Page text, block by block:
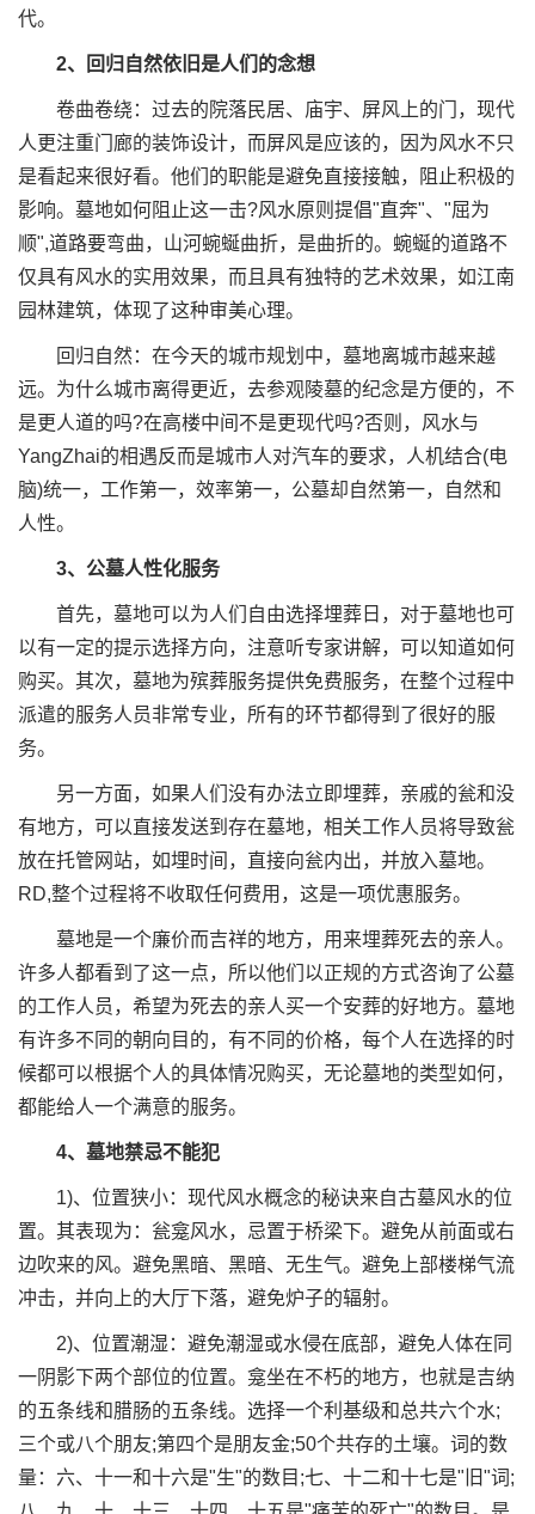
代。
2、回归自然依旧是人们的念想
卷曲卷绕：过去的院落民居、庙宇、屏风上的门，现代
人更注重门廊的装饰设计，而屏风是应该的，因为风水不只
是看起来很好看。他们的职能是避免直接接触，阻止积极的
影响。墓地如何阻止这一击?风水原则提倡"直奔"、"屈为
顺",道路要弯曲，山河蜿蜒曲折，是曲折的。蜿蜒的道路不
仅具有风水的实用效果，而且具有独特的艺术效果，如江南
园林建筑，体现了这种审美心理。
回归自然：在今天的城市规划中，墓地离城市越来越
远。为什么城市离得更近，去参观陵墓的纪念是方便的，不
是更人道的吗?在高楼中间不是更现代吗?否则，风水与
YangZhai的相遇反而是城市人对汽车的要求，人机结合(电
脑)统一，工作第一，效率第一，公墓却自然第一，自然和
人性。
3、公墓人性化服务
首先，墓地可以为人们自由选择埋葬日，对于墓地也可
以有一定的提示选择方向，注意听专家讲解，可以知道如何
购买。其次，墓地为殡葬服务提供免费服务，在整个过程中
派遣的服务人员非常专业，所有的环节都得到了很好的服
务。
另一方面，如果人们没有办法立即埋葬，亲戚的瓮和没
有地方，可以直接发送到存在墓地，相关工作人员将导致瓮
放在托管网站，如埋时间，直接向瓮内出，并放入墓地。
RD,整个过程将不收取任何费用，这是一项优惠服务。
墓地是一个廉价而吉祥的地方，用来埋葬死去的亲人。
许多人都看到了这一点，所以他们以正规的方式咨询了公墓
的工作人员，希望为死去的亲人买一个安葬的好地方。墓地
有许多不同的朝向目的，有不同的价格，每个人在选择的时
候都可以根据个人的具体情况购买，无论墓地的类型如何，
都能给人一个满意的服务。
4、墓地禁忌不能犯
1)、位置狭小：现代风水概念的秘诀来自古墓风水的位
置。其表现为：瓮龛风水，忌置于桥梁下。避免从前面或右
边吹来的风。避免黑暗、黑暗、无生气。避免上部楼梯气流
冲击，并向上的大厅下落，避免炉子的辐射。
2)、位置潮湿：避免潮湿或水侵在底部，避免人体在同
一阴影下两个部位的位置。龛坐在不朽的地方，也就是吉纳
的五条线和腊肠的五条线。选择一个利基级和总共六个水;
三个或八个朋友;第四个是朋友金;50个共存的土壤。词的数
量：六、十一和十六是"生"的数目;七、十二和十七是"旧"词;